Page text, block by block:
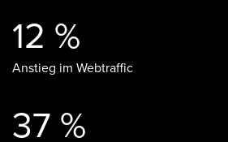
12 %
Anstieg im Webtraffic
37 %